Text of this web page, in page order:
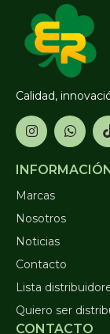
Calidad,
INFORMACIÓN
Marcas
Nosotros
Noticias
Contacto
Lista
Quiero ser
CONTACTO